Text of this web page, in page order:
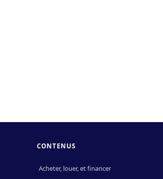
CONTENUS
Acheter, louer, et financer